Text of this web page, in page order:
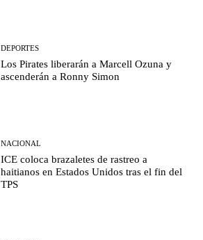
DEPORTES
Los Pirates liberarán a Marcell Ozuna y
ascenderán a Ronny Simon
NACIONAL
ICE coloca brazaletes de rastreo a
haitianos en Estados Unidos tras el fin del
TPS